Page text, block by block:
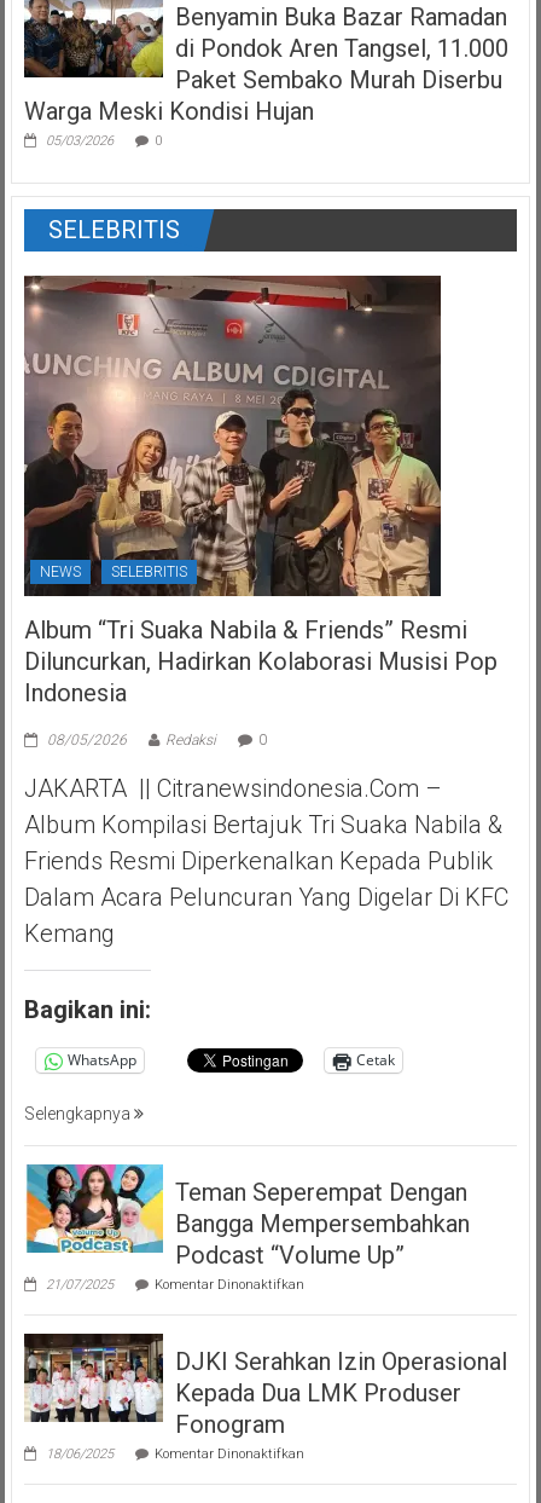
Benyamin Buka Bazar Ramadan
di Pondok Aren Tangsel, 11.000
Paket Sembako Murah Diserbu
Warga Meski Kondisi Hujan
05/03/2026 0
SELEBRITIS
NEWS SELEBRITIS
Album “Tri Suaka Nabila & Friends” Resmi
Diluncurkan, Hadirkan Kolaborasi Musisi Pop
Indonesia
08/05/2026 Redaksi 0
JAKARTA || Citranewsindonesia.com –
Album Kompilasi Bertajuk Tri Suaka Nabila &
Friends Resmi Diperkenalkan Kepada Publik
Dalam Acara Peluncuran Yang Digelar Di KFC
Kemang
Bagikan ini:
WhatsApp Cetak
Selengkapnya
Teman Seperempat Dengan
Bangga Mempersembahkan
Podcast “Volume Up”
21/07/2025 Komentar Dinonaktifkanpada
Seperempat
Bangga
Mempersembahkan
Podcast
DJKI Serahkan Izin Operasional
Kepada Dua LMK Produser
Fonogram
18/06/2025 Komentar Dinonaktifkanpada
Serahkan